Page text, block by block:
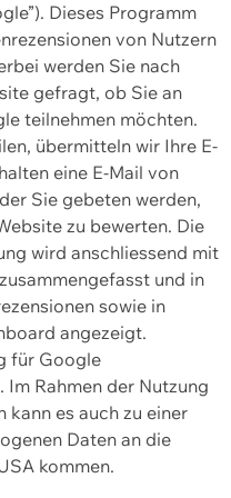
Dieses Programm
von Nutzern
werden Sie nach
gefragt, ob Sie an
teilnehmen möchten.
übermitteln wir Ihre E-
eine E-Mail von
Sie gebeten werden,
zu bewerten. Die
wird anschliessend mit
und in
sowie in
angezeigt.
für Google
Rahmen der Nutzung
kann es auch zu einer
Daten an die
kommen.